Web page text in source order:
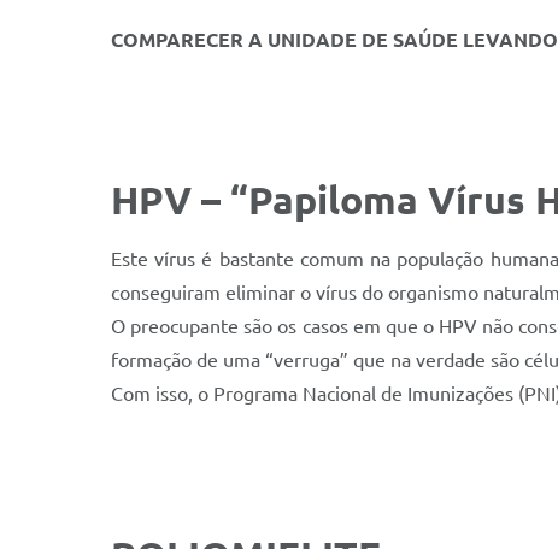
COMPARECER A UNIDADE DE SAÚDE
HPV – “Papiloma Vírus
Este vírus é bastante comum na população
conseguiram eliminar o vírus do organismo
O preocupante são os casos em que o HPV não
formação de uma “verruga” que na verdade são
Com isso, o Programa Nacional de Imunizações